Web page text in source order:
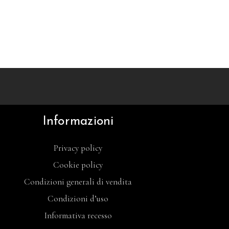
Informazioni
Privacy policy
Cookie policy
Condizioni generali di vendita
Condizioni d’uso
Informativa recesso